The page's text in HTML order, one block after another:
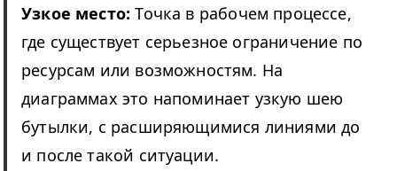
Узкое место:Точка в рабочем процессе,
где существует серьезное ограничение по
ресурсам или возможностям. На
диаграммах это напоминает узкую шею
бутылки, с расширяющимися линиями до
и после такой ситуации.